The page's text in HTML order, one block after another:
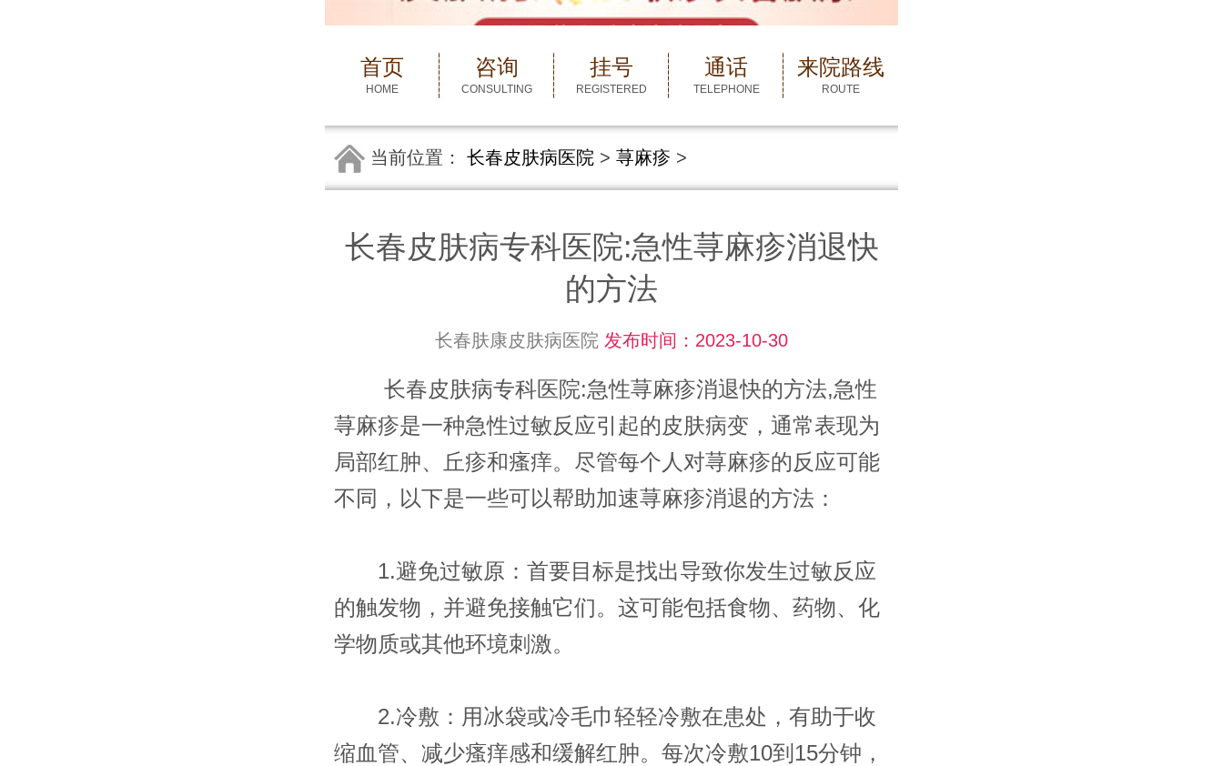
首页
HOME
咨询
CONSULTING
挂号
REGISTERED
通话
TELEPHONE
来院路线
ROUTE
当前位置： 长春皮肤病医院 > 荨麻疹 >
长春皮肤病专科医院:急性荨麻疹消退快
的方法
长春肤康皮肤病医院 发布时间：2023-10-30
长春皮肤病专科医院:急性荨麻疹消退快的方法,急性
荨麻疹是一种急性过敏反应引起的皮肤病变，通常表现为
局部红肿、丘疹和瘙痒。尽管每个人对荨麻疹的反应可能
不同，以下是一些可以帮助加速荨麻疹消退的方法：
1.避免过敏原：首要目标是找出导致你发生过敏反应
的触发物，并避免接触它们。这可能包括食物、药物、化
学物质或其他环境刺激。
2.冷敷：用冰袋或冷毛巾轻轻冷敷在患处，有助于收
缩血管、减少瘙痒感和缓解红肿。每次冷敷10到15分钟，